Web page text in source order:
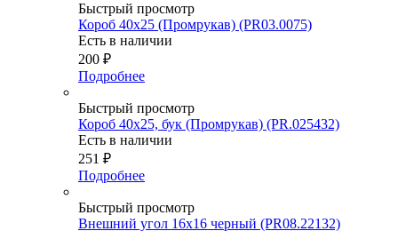
Быстрый просмотр
Короб 40х25 (Промрукав) (PR03.0075)
Есть в наличии
200 ₽
Подробнее
Быстрый просмотр
Короб 40х25, бук (Промрукав) (PR.025432)
Есть в наличии
251 ₽
Подробнее
Быстрый просмотр
Внешний угол 16х16 черный (PR08.22132)